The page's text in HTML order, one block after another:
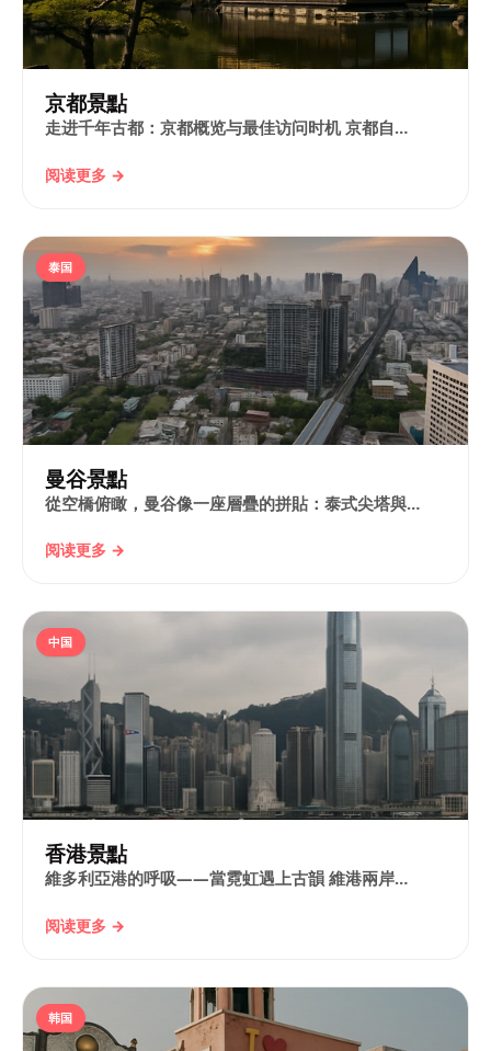
京都景點
走进千年古都：京都概览与最佳访问时机 京都自…
阅读更多 →
泰国
曼谷景點
從空橋俯瞰，曼谷像一座層疊的拼貼：泰式尖塔與…
阅读更多 →
中国
香港景點
維多利亞港的呼吸——當霓虹遇上古韻 維港兩岸…
阅读更多 →
韩国